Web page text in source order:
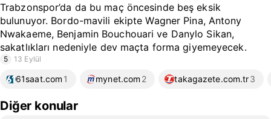
Trabzonspor’da da bu maç öncesinde beş eksik
bulunuyor. Bordo-mavili ekipte Wagner Pina, Antony
Nwakaeme, Benjamin Bouchouari ve Danylo Sikan,
sakatlıkları nedeniyle dev maçta forma giyemeyecek.
5 13 Eylül
61saat.com 1 mynet.com 2 takagazete.com.tr3
Diğer konular